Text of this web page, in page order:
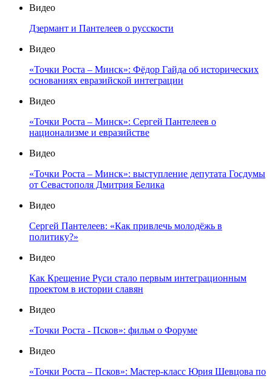
Видео
Дзермант и Пантелеев о русскости
Видео
«Точки Роста – Минск»: Фёдор Гайда об исторических
основаниях евразийской интеграции
Видео
«Точки Роста – Минск»: Сергей Пантелеев о
национализме и евразийстве
Видео
«Точки Роста – Минск»: выступление депутата Госдумы
от Севастополя Дмитрия Белика
Видео
Сергей Пантелеев: «Как привлечь молодёжь в
политику?»
Видео
Как Крещение Руси стало первым интеграционным
проектом в истории славян
Видео
«Точки Роста - Псков»: фильм о Форуме
Видео
«Точки Роста – Псков»: Мастер-класс Юрия Шевцова по